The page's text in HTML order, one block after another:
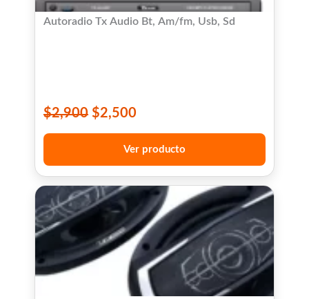
Autoradio Tx Audio Bt, Am/fm, Usb, Sd
$2,900 $2,500
Ver producto